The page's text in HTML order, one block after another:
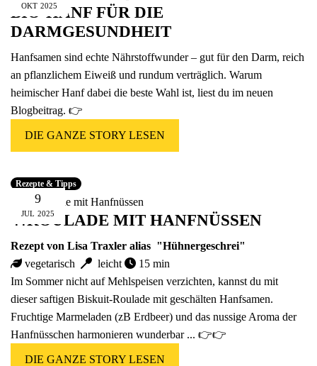
OKT 2025
BIO-HANF FÜR DIE
DARMGESUNDHEIT
Hanfsamen sind echte Nährstoffwunder – gut für den Darm, reich
an pflanzlichem Eiweiß und rundum verträglich. Warum
heimischer Hanf dabei die beste Wahl ist, liest du im neuen
Blogbeitrag. 👉
DIE GANZE STORY LESEN
9
JUL 2025
Rezepte & Tipps
🍴ROULADE MIT HANFNÜSSEN
Rezept von Lisa Traxler alias "Hühnergeschrei"
vegetarisch
leicht
15 min
Im Sommer nicht auf Mehlspeisen verzichten, kannst du mit
dieser saftigen Biskuit-Roulade mit geschälten Hanfsamen.
Fruchtige Marmeladen (zB Erdbeer) und das nussige Aroma der
Hanfnüsschen harmonieren wunderbar ... 👉👉
DIE GANZE STORY LESEN